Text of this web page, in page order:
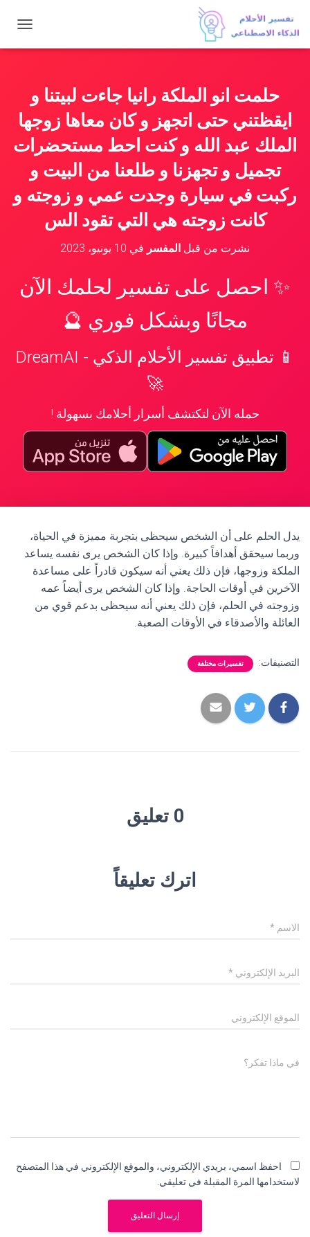
ب
ل
ت
ق
حلمت انو الملكة رانيا جاءت لبيتنا و
ايقظتني حتى اتجهز و كان معاها زوجها
الملك عبد الله و كنت احط مستحضرات
تجميل و تجهزنا و طلعنا من البيت و
ركبت في سيارة وجدت عمي و زوجته و
كانت زوجته هي التي تقود الس
نشرت من قبل المفسر في 10 يونيو، 2023
✨ احصل على تفسير لحلمك الآن
مجانًا وبشكل فوري 🔮
📱 تطبيق تفسير الأحلام الذكي - DreamAI
🚀
حمله الآن لتكتشف أسرار أحلامك بسهولة !
يدل الحلم على أن الشخص سيحظى بتجربة مميزة في الحياة،
وربما سيحقق أهدافاً كبيرة. وإذا كان الشخص يرى نفسه يساعد
الملكة وزوجها، فإن ذلك يعني أنه سيكون قادراً على مساعدة
الآخرين في أوقات الحاجة. وإذا كان الشخص يرى أيضاً عمه
وزوجته في الحلم، فإن ذلك يعني أنه سيحظى بدعم قوي من
العائلة والأصدقاء في الأوقات الصعبة.
التصنيفات: تفسيرات مختلفة
0 تعليق
اترك تعليقاً
الاسم *
البريد الإلكتروني *
الموقع الإلكتروني
في ماذا تفكر؟
احفظ اسمي، بريدي الإلكتروني، والموقع الإلكتروني في هذا المتصفح
لاستخدامها المرة المقبلة في تعليقي.